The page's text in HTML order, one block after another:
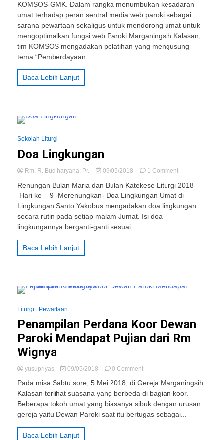
Peserta
terhadap
Pelatihan
“Perberdayaan
Paroki
KOMSOS-GMK. Dalam rangka menumbukan kesadaran
umat terhadap peran sentral media web paroki sebagai
sarana pewartaan sekaligus untuk mendorong umat untuk
mengoptimalkan fungsi web Paroki Marganingsih Kalasan,
tim KOMSOS mengadakan pelatihan yang mengusung
tema “Pemberdayaan...
Baca Lebih Lanjut
Sekolah Liturgi
Doa Lingkungan
Rm. R. Budiharyana, Pr. 09/05/2018 1 Commenton
Lingkungan
Renungan Bulan Maria dan Bulan Katekese Liturgi 2018 –
Hari ke – 9 -Merenungkan- Doa Lingkungan Umat di
Lingkungan Santo Yakobus mengadakan doa lingkungan
secara rutin pada setiap malam Jumat. Isi doa
lingkungannya berganti-ganti sesuai...
Baca Lebih Lanjut
Liturgi
Pewartaan
Penampilan Perdana Koor Dewan
Paroki Mendapat Pujian dari Rm
Wignya
yusupriyas 09/05/2018 0 Commenton
Perdana
Koor
Dewan
Paroki
Pada misa Sabtu sore, 5 Mei 2018, di Gereja Marganingsih
Kalasan terlihat suasana yang berbeda di bagian koor.
Beberapa tokoh umat yang biasanya sibuk dengan urusan
gereja yaitu Dewan Paroki saat itu bertugas sebagai...
Baca Lebih Lanjut